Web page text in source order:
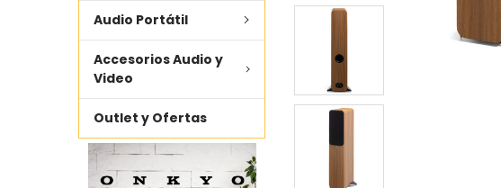
Audio Portátil
Accesorios Audio y
Video
Outlet y Ofertas